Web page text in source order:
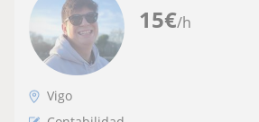
15€/h
Vigo